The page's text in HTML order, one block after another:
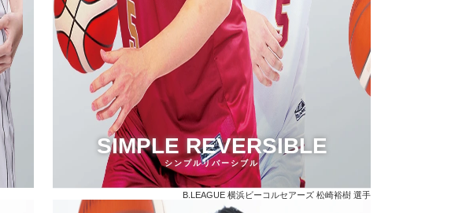
SIMPLE REVERSIBLE
シンプルリバーシブル
B.LEAGUE 横浜ビーコルセアーズ 松崎裕樹 選手